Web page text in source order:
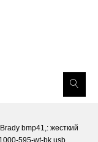
bmp41,: жесткий
595-wt-bk,usb